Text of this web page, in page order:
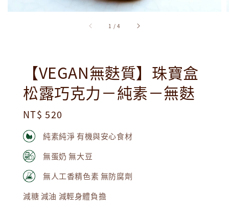
1 /4
【VEGAN無麩質】珠寶盒
松露巧克力－純素－無麩
Regular
price
NT$ 520
純素純淨 有機與安心食材
無蛋奶 無大豆
無人工香精色素 無防腐劑
減糖 減油 減輕身體負擔